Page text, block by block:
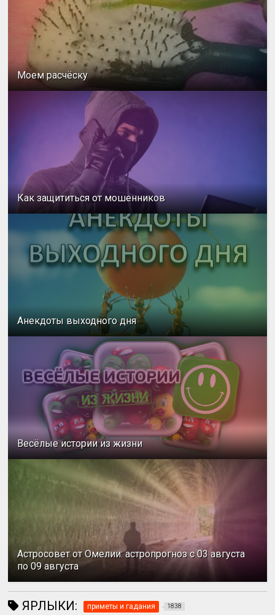
Моем расчёску
Как защититься от мошенников
Анекдоты выходного дня
Весёлые истории из жизни
Астросовет от Омелии: астропрогноз с 03 августа
по 09 августа
ЯРЛЫКИ: приметы и гадания 1838